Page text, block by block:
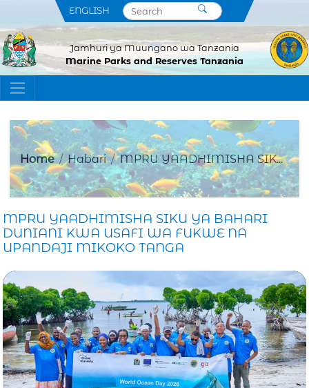
ENGLISH
Jamhuri ya Muungano wa Tanzania
Marine Parks and Reserves Tanzania
Home Habari MPRU YAADHIMISHA SIK...
MPRU YAADHIMISHA SIKU YA BAHARI
DUNIANI KWA USAFI WA FUKWE NA
UPANDAJI MIKOKO TANGA